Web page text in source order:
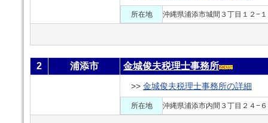
所在地 沖縄県浦添市城間３丁目１２−
2 浦添市 金城俊夫税理士事務所
>> 金城俊夫税理士事務所の詳細
所在地 沖縄県浦添市内間３丁目２４−６